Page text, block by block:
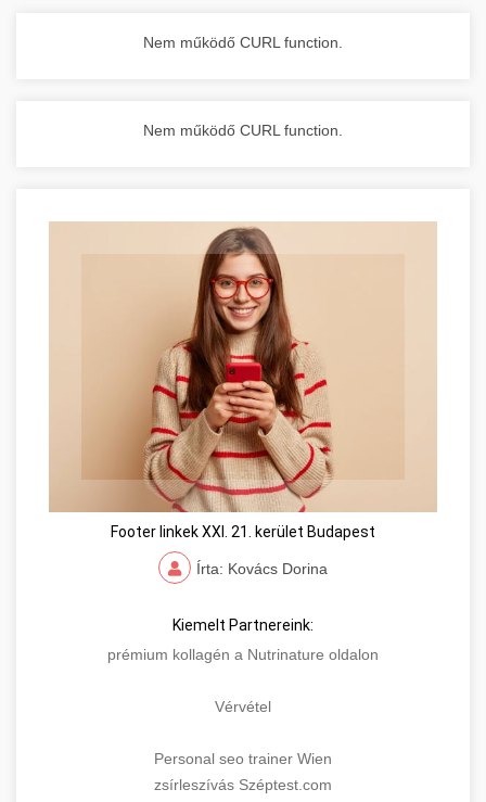
Nem működő CURL function.
Nem működő CURL function.
Footer linkek XXI. 21. kerület Budapest
Írta: Kovács Dorina
Kiemelt Partnereink:
prémium kollagén a Nutrinature oldalon
Vérvétel
Personal seo trainer Wien
zsírleszívás Széptest.com